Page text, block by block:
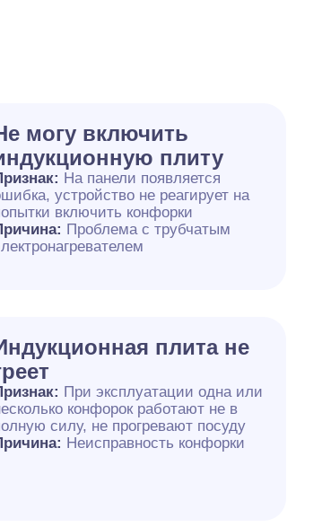
могу включить
плиту
На панели появляется
устройство не реагирует на
включить конфорки
Проблема с трубчатым
плита не
При эксплуатации одна или
конфорок работают не в
силу, не прогревают посуду
Неисправность конфорки